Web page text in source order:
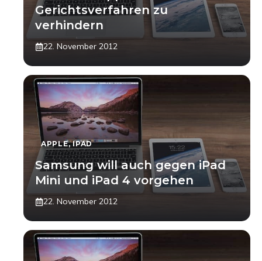
Gerichtsverfahren zu
verhindern
22. November 2012
APPLE,IPAD
Samsung will auch gegen iPad
Mini und iPad 4 vorgehen
22. November 2012